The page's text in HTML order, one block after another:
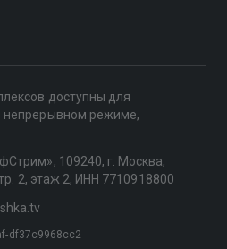
доступны для
непрерывном режиме,
109240, г. Москва,
2, этаж 2, ИНН 7710918800
df37c9968cc2